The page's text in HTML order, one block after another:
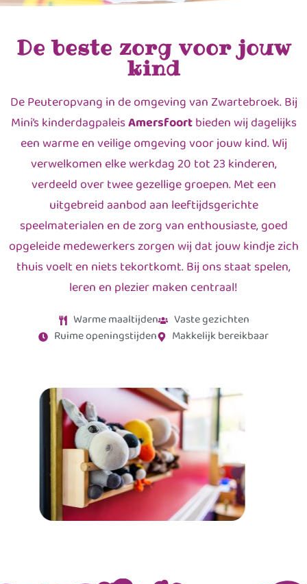
De beste zorg voor jouw
kind
De Peuteropvang in de omgeving van Zwartebroek. Bij
Mini’s kinderdagpaleisAmersfoortbieden wij dagelijks
een warme en veilige omgeving voor jouw kind. Wij
verwelkomen elke werkdag 20 tot 23 kinderen,
verdeeld over twee gezellige groepen. Met een
uitgebreid aanbod aan leeftijdsgerichte
speelmaterialen en de zorg van enthousiaste, goed
opgeleide medewerkers zorgen wij dat jouw kindje zich
thuis voelt en niets tekortkomt. Bij ons staat spelen,
leren en plezier maken centraal!
Warme maaltijden
Vaste gezichten
Ruime openingstijden
Makkelijk bereikbaar